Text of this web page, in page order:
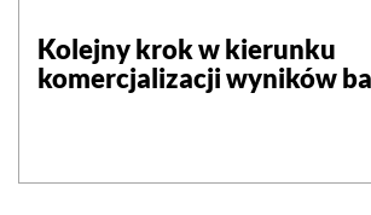
Kolejny krok w kierunku
komercjalizacji wyników